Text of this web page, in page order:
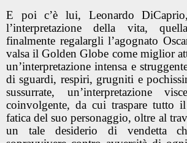
E poi c’è lui, Leonardo
l’interpretazione della vita,
finalmente regalargli l’agognato
valsa il Golden Globe come miglior
un’interpretazione intensa e
di sguardi, respiri, grugniti e
sussurrate, un’interpretazione
coinvolgente, da cui traspare tutto
fatica del suo personaggio, oltre al
un tale desiderio di vendetta